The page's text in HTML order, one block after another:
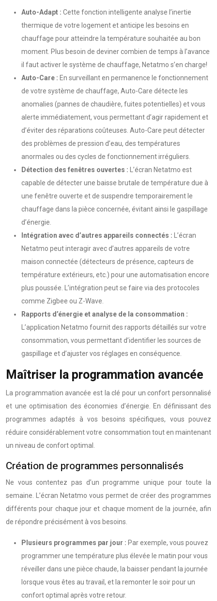
Auto-Adapt : Cette fonction intelligente analyse l’inertie
thermique de votre logement et anticipe les besoins en
chauffage pour atteindre la température souhaitée au bon
moment. Plus besoin de deviner combien de temps à l’avance
il faut activer le système de chauffage, Netatmo s’en charge!
Auto-Care : En surveillant en permanence le fonctionnement
de votre système de chauffage, Auto-Care détecte les
anomalies (pannes de chaudière, fuites potentielles) et vous
alerte immédiatement, vous permettant d’agir rapidement et
d’éviter des réparations coûteuses. Auto-Care peut détecter
des problèmes de pression d’eau, des températures
anormales ou des cycles de fonctionnement irréguliers.
Détection des fenêtres ouvertes :
L’écran Netatmo est
capable de détecter une baisse brutale de température due à
une fenêtre ouverte et de suspendre temporairement le
chauffage dans la pièce concernée, évitant ainsi le gaspillage
d’énergie.
Intégration avec d’autres appareils connectés :
L’écran
Netatmo peut interagir avec d’autres appareils de votre
maison connectée (détecteurs de présence, capteurs de
température extérieurs, etc.) pour une automatisation encore
plus poussée. L’intégration peut se faire via des protocoles
comme Zigbee ou Z-Wave.
Rapports d’énergie et analyse de la consommation :
L’application Netatmo fournit des rapports détaillés sur votre
consommation, vous permettant d’identifier les sources de
gaspillage et d’ajuster vos réglages en conséquence.
Maîtriser la programmation avancée
La programmation avancée est la clé pour un confort personnalisé
et une optimisation des économies d’énergie. En définissant des
programmes adaptés à vos besoins spécifiques, vous pouvez
réduire considérablement votre consommation tout en maintenant
un niveau de confort optimal.
Création de programmes personnalisés
Ne vous contentez pas d’un programme unique pour toute la
semaine. L’écran Netatmo vous permet de créer des programmes
différents pour chaque jour et chaque moment de la journée, afin
de répondre précisément à vos besoins.
Plusieurs programmes par jour : Par exemple, vous pouvez
programmer une température plus élevée le matin pour vous
réveiller dans une pièce chaude, la baisser pendant la journée
lorsque vous êtes au travail, et la remonter le soir pour un
confort optimal après votre retour.